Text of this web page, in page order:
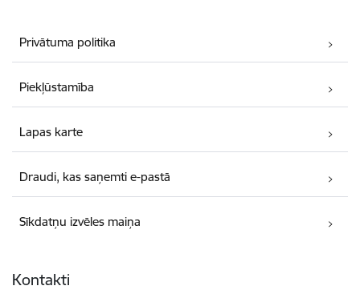
Privātuma politika
Piekļūstamība
Lapas karte
Draudi, kas saņemti e-pastā
Sīkdatņu izvēles maiņa
Kontakti